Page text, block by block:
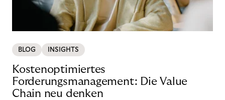
BLOG INSIGHTS
Kostenoptimiertes
Forderungsmanagement: Die Value
Chain neu denken